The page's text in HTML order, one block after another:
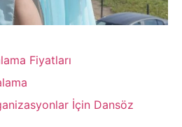
Fiyatları
İçin Dansöz